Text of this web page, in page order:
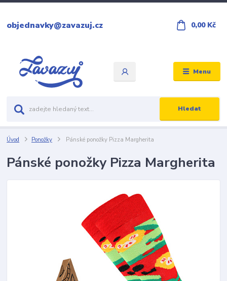
Menu
Hledat
objednavky@zavazuj.cz 0,00 Kč
Úvod Ponožky Pánské ponožky Pizza Margherita
Pánské ponožky Pizza Margherita